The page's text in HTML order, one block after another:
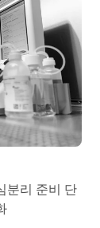
분리 준비 단